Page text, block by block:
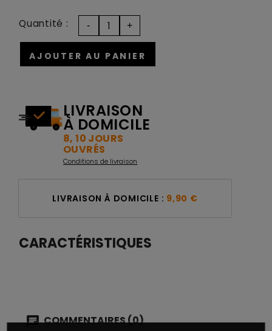
AJOUTER AU PANIER
Quantité :
LIVRAISON
À DOMICILE
8, 10 JOURS
OUVRÉS
Conditions de livraison
LIVRAISON À DOMICILE : 9,90 €
CARACTÉRISTIQUES
COMMENTAIRES (0)